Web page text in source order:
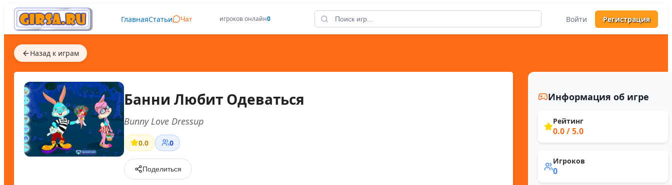
ГлавнаяСтатьи Чат игроков онлайн0 Войти Регистрация
Назад к играм
Банни Любит Одеваться
Bunny Love Dressup
0.0 0
Поделиться
Информация об игре
Рейтинг
0.0/ 5.0
Игроков
0